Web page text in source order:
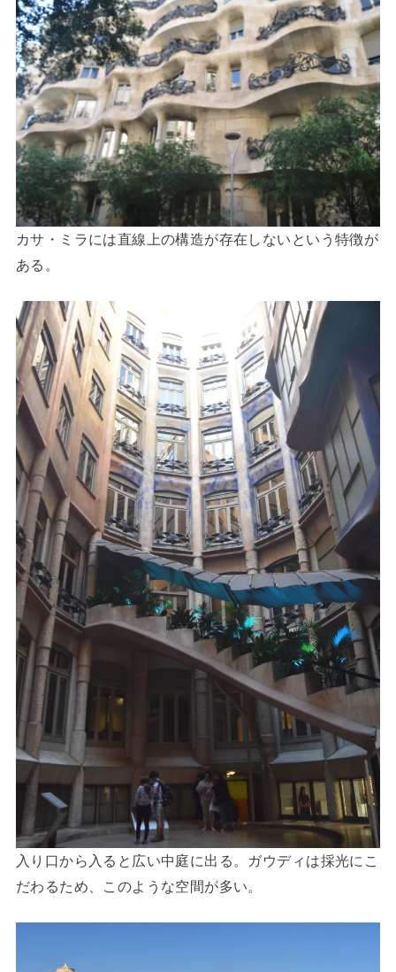
カサ・ミラには直線上の構造が存在しないという特徴が
ある。
入り口から入ると広い中庭に出る。ガウディは採光にこ
だわるため、このような空間が多い。